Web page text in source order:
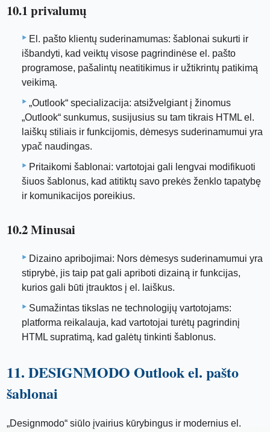
10.1 privalumų
El. pašto klientų suderinamumas: šablonai sukurti ir
išbandyti, kad veiktų visose pagrindinėse el. pašto
programose, pašalintų neatitikimus ir užtikrintų patikimą
veikimą.
„Outlook“ specializacija: atsižvelgiant į žinomus
„Outlook“ sunkumus, susijusius su tam tikrais HTML el.
laiškų stiliais ir funkcijomis, dėmesys suderinamumui yra
ypač naudingas.
Pritaikomi šablonai: vartotojai gali lengvai modifikuoti
šiuos šablonus, kad atitiktų savo prekės ženklo tapatybę
ir komunikacijos poreikius.
10.2 Minusai
Dizaino apribojimai: Nors dėmesys suderinamumui yra
stiprybė, jis taip pat gali apriboti dizainą ir funkcijas,
kurios gali būti įtrauktos į el. laiškus.
Sumažintas tikslas ne technologijų vartotojams:
platforma reikalauja, kad vartotojai turėtų pagrindinį
HTML supratimą, kad galėtų tinkinti šablonus.
11. DESIGNMODO Outlook el. pašto
šablonai
„Designmodo“ siūlo įvairius kūrybingus ir modernius el.